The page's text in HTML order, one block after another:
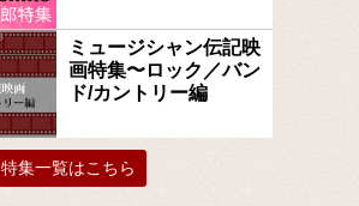
ミュージシャン伝記映
画特集〜ロック／バン
ド/カントリー編
特集一覧はこちら